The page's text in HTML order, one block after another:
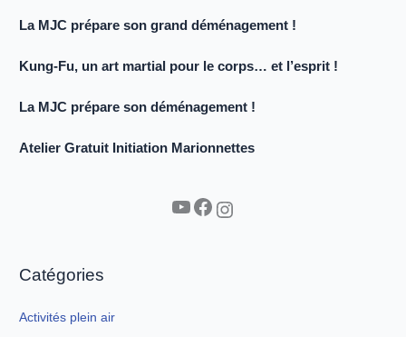
La MJC prépare son grand déménagement !
Kung-Fu, un art martial pour le corps… et l’esprit !
La MJC prépare son déménagement !
Atelier Gratuit Initiation Marionnettes
YouTube Facebook Instagram
Catégories
Activités plein air